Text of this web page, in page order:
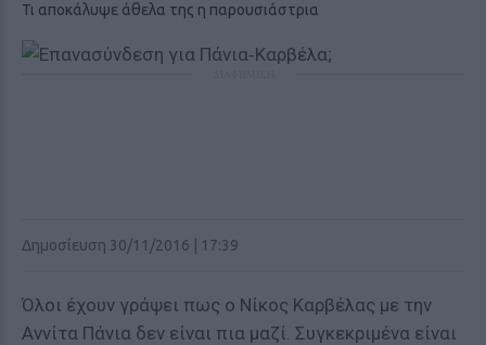
Τι αποκάλυψε άθελα της η παρουσιάστρια
Δημοσίευση 30/11/2016 | 17:39
Όλοι έχουν γράψει πως ο Νίκος Καρβέλας με την
Αννίτα Πάνια δεν είναι πια μαζί. Συγκεκριμένα είναι